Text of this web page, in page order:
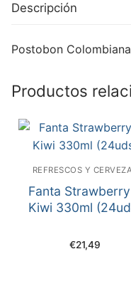
Descripción
Postobon
Productos
REFRESCOS Y
Fanta
Kiwi 330ml
€21,49